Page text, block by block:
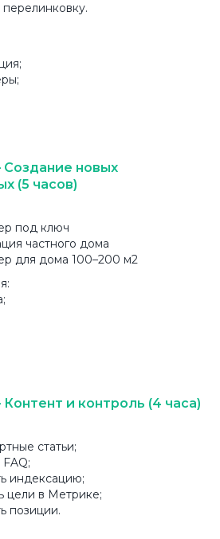
новых
(5 часов)
под ключ
частного дома
для дома 100–200 м2
и контроль (4 часа)
статьи;
индексацию;
цели в Метрике;
позиции.